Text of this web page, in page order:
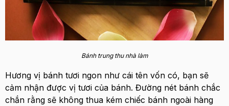
Bánh trung thu nhà làm
Hương vị bánh tươi ngon như cái tên vốn có, bạn sẽ
cảm nhận được vị tươi của bánh. Đường nét bánh chắc
chắn rằng sẽ không thua kém chiếc bánh ngoài hàng